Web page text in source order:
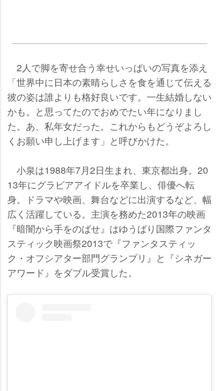
2人で脚を寄せ合う幸せいっぱいの写真を添え
「世界中に日本の素晴らしさを食を通じて伝える
彼の姿は誰よりも格好良いです。一生結婚しない
かも。と思ってたのでおめでたい年になりまし
た。あ、私年女だった。これからもどうぞよろし
くお願い申し上げます」と呼びかけた。
小泉は1988年7月2日生まれ、東京都出身。20
13年にグラビアアイドルを卒業し、俳優へ転
身。ドラマや映画、舞台などに出演するなど、幅
広く活躍している。主演を務めた2013年の映画
『暗闇から手をのばせ』はゆうばり国際ファンタ
スティック映画祭2013で『ファンタスティッ
ク・オフシアター部門グランプリ』と『シネガー
アワード』をダブル受賞した。